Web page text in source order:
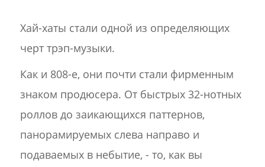
Хай-хаты стали одной из определяющих
черт трэп-музыки.
Как и 808-е, они почти стали фирменным
знаком продюсера. От быстрых 32-нотных
роллов до заикающихся паттернов,
панорамируемых слева направо и
подаваемых в небытие, - то, как вы